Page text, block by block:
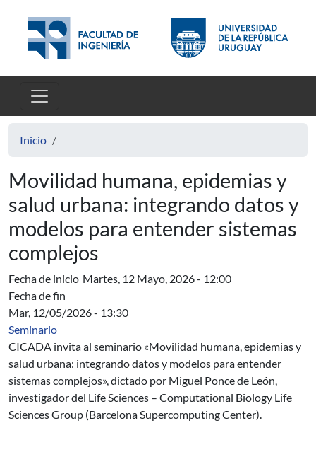
Inicio
Movilidad humana, epidemias y
salud urbana: integrando datos y
modelos para entender sistemas
complejos
Fecha de inicio Martes, 12 Mayo, 2026 - 12:00
Fecha de fin
Mar, 12/05/2026 - 13:30
Seminario
CICADA invita al seminario «Movilidad humana, epidemias y
salud urbana: integrando datos y modelos para entender
sistemas complejos», dictado por Miguel Ponce de León,
investigador del Life Sciences – Computational Biology Life
Sciences Group (Barcelona Supercomputing Center).